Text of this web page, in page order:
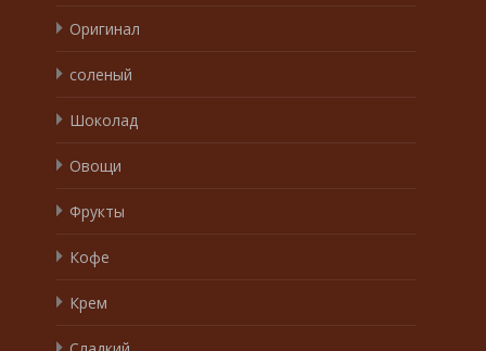
Оригинал
соленый
Шоколад
Овощи
Фрукты
Кофе
Крем